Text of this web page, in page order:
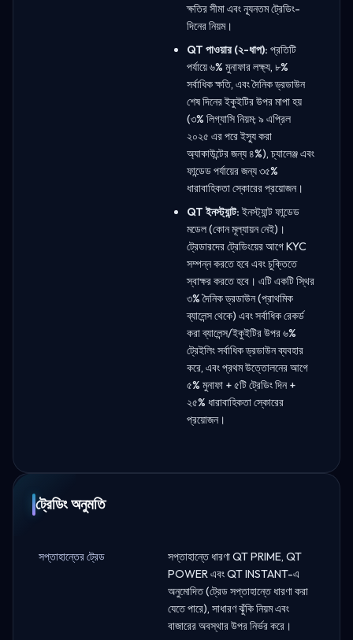
ক্ষতির সীমা এবং ন্যূনতম ট্রেডিং-
দিনের নিয়ম।
QT পাওয়ার (২-ধাপ): প্রতিটি
পর্যায়ে ৬% মুনাফার লক্ষ্য, ৮%
সর্বাধিক ক্ষতি, এবং দৈনিক ড্রডাউন
শেষ দিনের ইকুইটির উপর মাপা হয়
(৩% লিগ্যাসি নিয়ম; ৯ এপ্রিল
২০২৫ এর পরে ইস্যু করা
অ্যাকাউন্টের জন্য ৪%), চ্যালেঞ্জ এবং
ফান্ডেড পর্যায়ের জন্য ৩৫%
ধারাবাহিকতা স্কোরের প্রয়োজন।
QT ইনস্ট্যান্ট:ইনস্ট্যান্ট ফান্ডেড
মডেল (কোন মূল্যায়ন নেই)।
ট্রেডারদের ট্রেডিংয়ের আগে KYC
সম্পন্ন করতে হবে এবং চুক্তিতে
স্বাক্ষর করতে হবে। এটি একটি স্থির
৩% দৈনিক ড্রডাউন (প্রাথমিক
ব্যালেন্স থেকে) এবং সর্বাধিক রেকর্ড
করা ব্যালেন্স/ইকুইটির উপর ৬%
ট্রেইলিং সর্বাধিক ড্রডাউন ব্যবহার
করে, এবং প্রথম উত্তোলনের আগে
৫% মুনাফা + ৫টি ট্রেডিং দিন +
২৫% ধারাবাহিকতা স্কোরের
প্রয়োজন।
ট্রেডিং অনুমতি
সপ্তাহান্তের ট্রেড
সপ্তাহান্তে ধারণা QT PRIME, QT
POWER এবং QT INSTANT-এ
অনুমোদিত (ট্রেড সপ্তাহান্তে ধারণা করা
যেতে পারে), সাধারণ ঝুঁকি নিয়ম এবং
বাজারের অবস্থার উপর নির্ভর করে।